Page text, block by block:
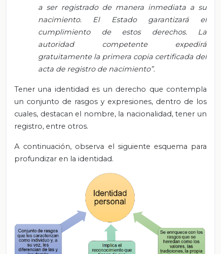
a ser registrado de manera inmediata a su
nacimiento. El Estado garantizará el
cumplimiento de estos derechos. La
autoridad competente expedirá
gratuitamente la primera copia certificada del
acta de registro de nacimiento”.
Tener una identidad es un derecho que contempla
un conjunto de rasgos y expresiones, dentro de los
cuales, destacan el nombre, la nacionalidad, tener un
registro, entre otros.
A continuación, observa el siguiente esquema para
profundizar en la identidad.